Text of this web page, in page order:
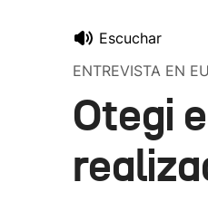
Escuchar
ENTREVISTA EN
Otegi